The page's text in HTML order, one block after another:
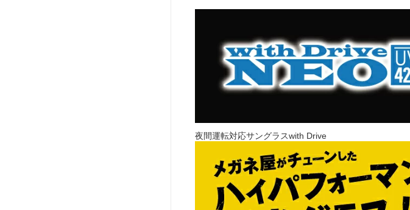
夜間運転対応サングラスwith Drive